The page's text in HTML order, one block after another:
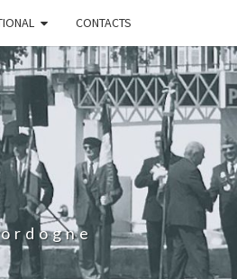
CONTACTS